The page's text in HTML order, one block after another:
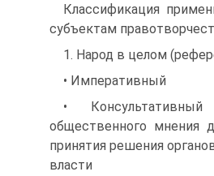
Классификация
субъектам
1. Народ в целом
• Императивный
•
общественного мнения
принятия решения
власти